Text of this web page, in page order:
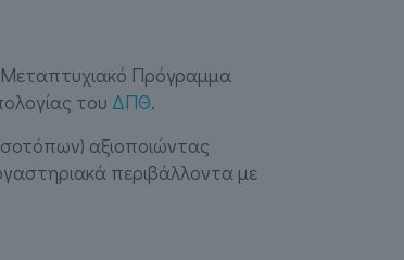
Μεταπτυχιακό Πρόγραμμα
του ΔΠΘ.
αξιοποιώντας
περιβάλλοντα με